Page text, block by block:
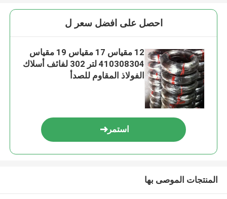
احصل على افضل سعر ل
12 مقياس 17 مقياس 19 مقياس
410308304 لتر 302 لفائف أسلاك
الفولاذ المقاوم للصدأ
استمر
المنتجات الموصى بها